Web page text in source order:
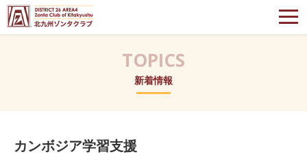
北九州ゾンタクラブ
TOPICS
新着情報
カンボジア学習支援